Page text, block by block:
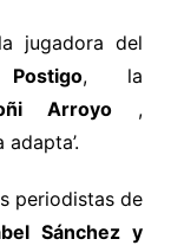
jugadora del
, la
Arroyo ,
periodistas de
Sánchez y